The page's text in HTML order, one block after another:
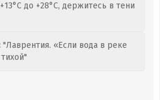
до +28°C, держитесь в тени
"Лаврентия. «Если вода в реке